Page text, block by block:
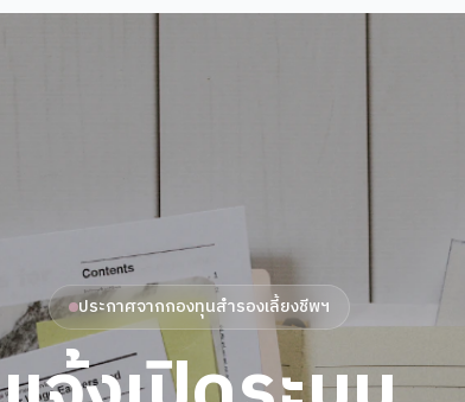
ประกาศจากกองทุนสำรองเลี้ยงชีพฯ